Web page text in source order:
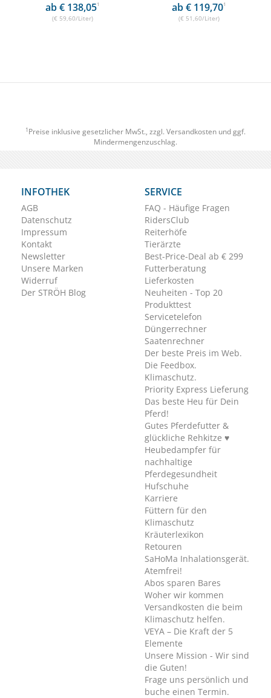
ab € 138,051
(€ 59,60/Liter)
ab € 119,701
(€ 51,60/Liter)
1 Preise inklusive gesetzlicher MwSt., zzgl. Versandkosten und ggf.
Mindermengenzuschlag.
INFOTHEK
AGB
Datenschutz
Impressum
Kontakt
Newsletter
Unsere Marken
Widerruf
Der STRÖH Blog
SERVICE
FAQ - Häufige Fragen
RidersClub
Reiterhöfe
Tierärzte
Best-Price-Deal ab € 299
Futterberatung
Lieferkosten
Neuheiten - Top 20
Produkttest
Servicetelefon
Düngerrechner
Saatenrechner
Der beste Preis im Web.
Die Feedbox.
Klimaschutz.
Priority Express Lieferung
Das beste Heu für Dein
Pferd!
Gutes Pferdefutter &
glückliche Rehkitze ♥
Heubedampfer für
nachhaltige
Pferdegesundheit
Hufschuhe
Karriere
Füttern für den
Klimaschutz
Kräuterlexikon
Retouren
SaHoMa Inhalationsgerät.
Atemfrei!
Abos sparen Bares
Woher wir kommen
Versandkosten die beim
Klimaschutz helfen.
VEYA – Die Kraft der 5
Elemente
Unsere Mission - Wir sind
die Guten!
Frage uns persönlich und
buche einen Termin.